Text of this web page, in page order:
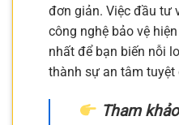
đơn giản. Việc đầu tư
công nghệ bảo vệ
nhất để bạn biến nỗi
thành sự an tâm
Tham